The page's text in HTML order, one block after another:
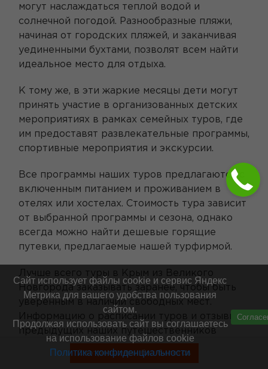
могут наслаждаться теплой водой и
солнечной погодой. Разнообразные пляжи,
начиная от городских пляжей, и заканчивая
уединенными бухтами, позволят всем найти
идеальное место для отдыха.
К тому же, в эти жаркие месяцы дети могут
принять участие в организованных детских
мероприятиях в рамках семейных туров, где
им предоставят развлекательные программы,
спортивные мероприятия и экскурсии.
Все программы наших туров предлагаются с
включенным питанием и проживанием в
отелях или хостелах. Стоимость тура зависит
от выбранной программы и сезона, однако
всегда можно найти дешевые горящие
путевки, предлагаемые нашей турфирмой.
Лучше всего туры в Крым из Великого
Новгорода заказывать заранее, чтобы быть
уверенным в наличии свободных мест.
Информацию о расписании туров и отзывы
предыдущих наших путешественников
всегда можно найти на популярных
платформах, где публикуются отзывы.
Смотреть туры без билетов
Сайт использует файлы cookie и сервис Яндекс
Метрика для вашего удобства пользования
сайтом.
Продолжая использовать сайт вы соглашаетесь
на использование файлов cookie
Политика конфиденциальности